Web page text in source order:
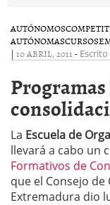
AUTÓNOMOS
AUTÓNOMASCURSOS
| 10 ABRIL, 2011 -
La Escuela de
llevará a cabo un
Formativos de
que el Consejo
Extremadura dio